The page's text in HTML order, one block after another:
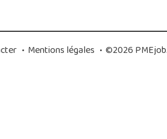
• Mentions légales • ©2026